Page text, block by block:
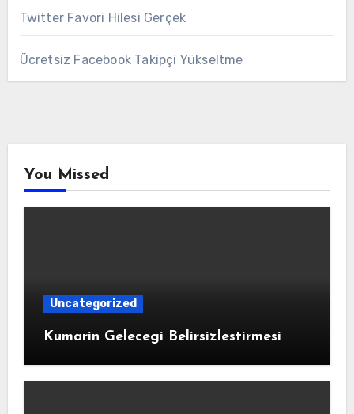
Twitter Favori Hilesi Gerçek
Ücretsiz Facebook Takipçi Yükseltme
You Missed
Uncategorized
Kumarin Gelecegi Belirsizlestirmesi